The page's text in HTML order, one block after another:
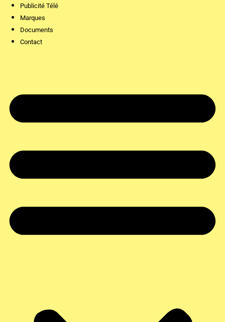
Publicité Télé
Marques
Documents
Contact